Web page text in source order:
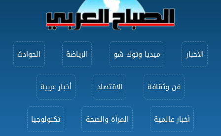
الأخبار ميديا وتوك شو الرياضة الحوادث
فن وثقافة الاقتصاد أخبار عربية
أخبار عالمية المرأة والصحة تكنولوجيا